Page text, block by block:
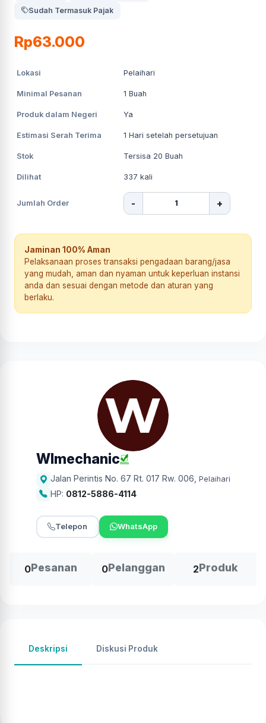
Sudah Termasuk Pajak
Rp63.000
Lokasi Pelaihari
Minimal Pesanan 1 Buah
Produk dalam Negeri Ya
Estimasi Serah Terima 1 Hari setelah persetujuan
Stok Tersisa 20 Buah
Dilihat 337 kali
Jumlah Order - +
Jaminan 100% Aman
Pelaksanaan proses transaksi pengadaan barang/jasa
yang mudah, aman dan nyaman untuk keperluan instansi
anda dan sesuai dengan metode dan aturan yang
berlaku.
Wlmechanic
Jalan Perintis No. 67 Rt. 017 Rw. 006 Pelaihari
HP: 0812-5886-4114
Telepon WhatsApp
0Pesanan 0Pelanggan 2Produk
Deskripsi Diskusi Produk